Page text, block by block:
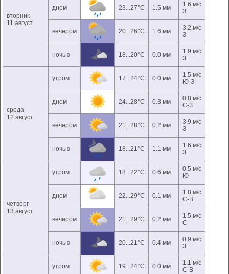
вторник
11 август
днем 23...27°C 1.5 мм
1.6 м/с
З
вечером 20...26°C 1.6 мм
3.2 м/с
З
ночью 18...20°C 0.0 мм
1.9 м/с
З
среда
12 август
утром 17...24°C 0.0 мм
1.5 м/с
Ю-З
днем 24...28°C 0.3 мм
0.8 м/с
С-З
вечером 21...28°C 0.2 мм
3.9 м/с
З
ночью 18...21°C 1.1 мм
1.6 м/с
З
четверг
13 август
утром 18...22°C 0.6 мм
0.5 м/с
Ю
днем 22...29°C 0.1 мм
1.8 м/с
С-В
вечером 21...29°C 0.2 мм
1.5 м/с
С
ночью 20...21°C 0.4 мм
0.9 м/с
З
утром 19...24°C 0.0 мм
1.1 м/с
С-В